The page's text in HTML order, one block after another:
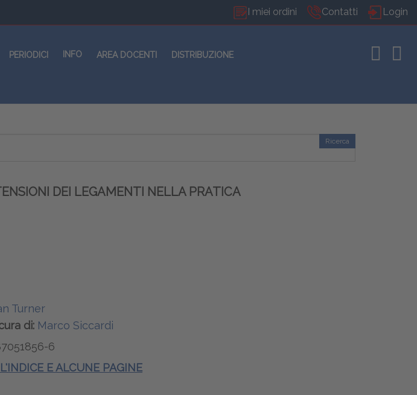
I miei ordini Contatti Login
PERIODICI INFO AREA DOCENTI DISTRIBUZIONE
Ricerca
DEI LEGAMENTI NELLA PRATICA
Turner
di: Marco Siccardi
6
E ALCUNE PAGINE